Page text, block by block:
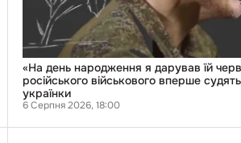
російського
військового
вперше
судять
зґвалтування
українки
«На день народження я дарував їй
російського військового вперше
українки
6 Серпня 2026, 18:00
Перейти